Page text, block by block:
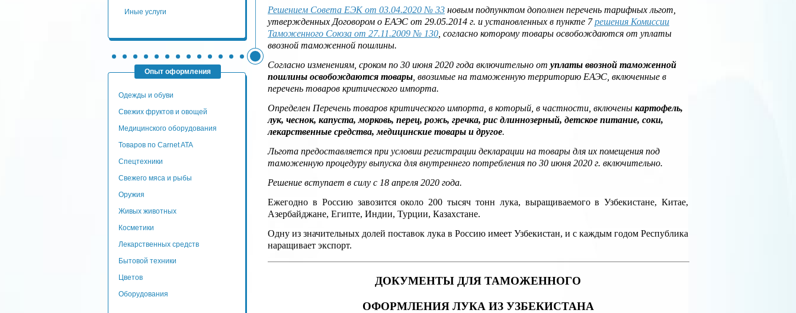
Иные услуги
Опыт оформления
Одежды и обуви
Свежих фруктов и овощей
Медицинского оборудования
Товаров по Carnet ATA
Спецтехники
Свежего мяса и рыбы
Оружия
Живых животных
Косметики
Лекарственных средств
Бытовой техники
Цветов
Оборудования
Решением Совета ЕЭК от 03.04.2020 № 33 новым подпунктом дополнен перечень тарифных льгот,
утвержденных Договором о ЕАЭС от 29.05.2014 г. и установленных в пункте 7решения Комиссии
Таможенного Союза от 27.11.2009 № 130 , согласно которому товары освобождаются от уплаты
ввозной таможенной пошлины.
Согласно изменениям, сроком по 30 июня 2020 года включительно от уплаты ввозной таможенной
пошлины освобождаются товары , ввозимые на таможенную территорию ЕАЭС, включенные в
перечень товаров критического импорта.
Определен Перечень товаров критического импорта, в который, в частности, включены картофель,
лук, чеснок, капуста, морковь, перец, рожь, гречка, рис длиннозерный, детское питание, соки,
лекарственные средства, медицинские товары и другое.
Льгота предоставляется при условии регистрации декларации на товары для их помещения под
таможенную процедуру выпуска для внутреннего потребления по 30 июня 2020 г. включительно.
Решение вступает в силу с 18 апреля 2020 года.
Ежегодно в Россию завозится около 200 тысяч тонн лука, выращиваемого в Узбекистане, Китае,
Азербайджане, Египте, Индии, Турции, Казахстане.
Одну из значительных долей поставок лука в Россию имеет Узбекистан, и с каждым годом Республика
наращивает экспорт.
ДОКУМЕНТЫ ДЛЯ ТАМОЖЕННОГО
ОФОРМЛЕНИЯ ЛУКА ИЗ УЗБЕКИСТАНА